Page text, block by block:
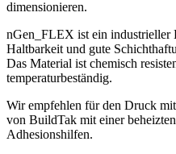
dimensionieren.
nGen_FLEX ist ein industrieller
Haltbarkeit und gute
Das Material ist chemisch
temperaturbeständig.
Wir empfehlen für den Druck
von BuildTak mit einer
Adhesionshilfen.